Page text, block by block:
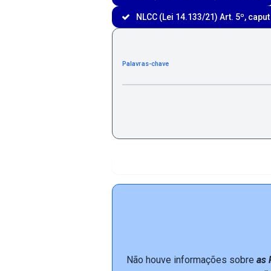
NLCC (Lei 14.133/21) Art. 5º, caput
Palavras-chave
Não houve informações sobre as